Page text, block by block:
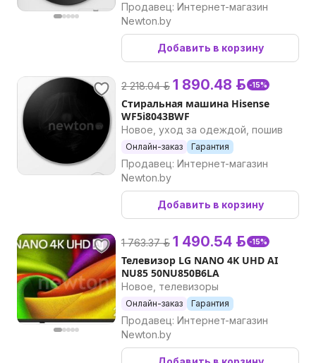
Продавец: Интернет-магазин
Newton.by
Добавить в корзину
2 218.04 р. 1 890.48 р. -15%
Стиральная машина Hisense
WF5i8043BWF
Новое, уход за одеждой, пошив
Онлайн-заказ Гарантия
Продавец: Интернет-магазин
Newton.by
Добавить в корзину
1 763.37 р. 1 490.54 р. -15%
Телевизор LG NANO 4K UHD AI
NU85 50NU850B6LA
Новое, телевизоры
Онлайн-заказ Гарантия
Продавец: Интернет-магазин
Newton.by